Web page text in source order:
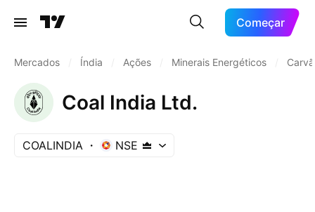
Começar
Mercados Índia Ações Minerais Energéticos
Coal India Ltd.
COALINDIA NSE